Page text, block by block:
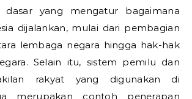
dasar yang mengatur bagaimana
dijalankan, mulai dari pembagian
lembaga negara hingga hak-hak
Selain itu, sistem pemilu dan
rakyat yang digunakan di
merupakan contoh penerapan